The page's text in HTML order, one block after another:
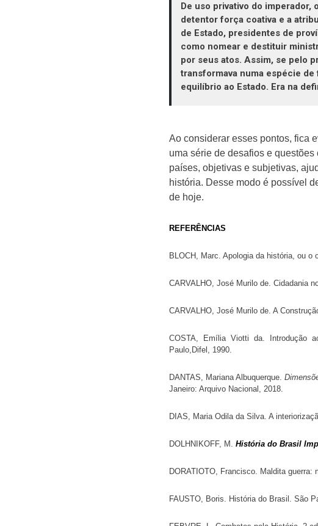
De uso privativo do imperador,
detentor força coativa e a
de Estado, presidentes de
como nomear e destituir
por seus atos. Assim, se pelo
transformava numa espécie
equilíbrio ao Estado. Era na
Ao considerar esses pontos, fica
uma série de desafios e
países, objetivas e subjetivas,
história. Desse modo é possível
de hoje.
REFERÊNCIAS
BLOCH, Marc. Apologia da história, ou o
CARVALHO, José Murilo de. Cidadania
CARVALHO, José Murilo de. A
COSTA, Emília Viotti da. Introdução
Paulo,Difel, 1990.
DANTAS, Mariana Albuquerque.
Janeiro: Arquivo Nacional, 2018.
DIAS, Maria Odila da Silva. A
DOLHNIKOFF, M. História do Brasil
DORATIOTO, Francisco. Maldita guerra:
FAUSTO, Boris. História do Brasil. São